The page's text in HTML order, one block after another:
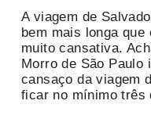
A viagem de
bem mais longa que
muito cansativa.
Morro de São
cansaço da viagem
ficar no mínimo três